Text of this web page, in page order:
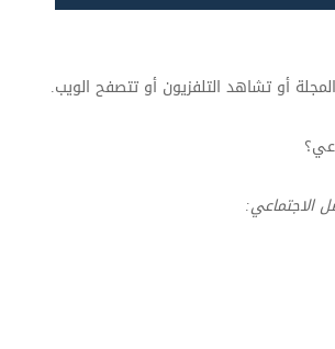
أو تشاهد التلفزيون أو تتصفح الويب.
الاجتماعي: